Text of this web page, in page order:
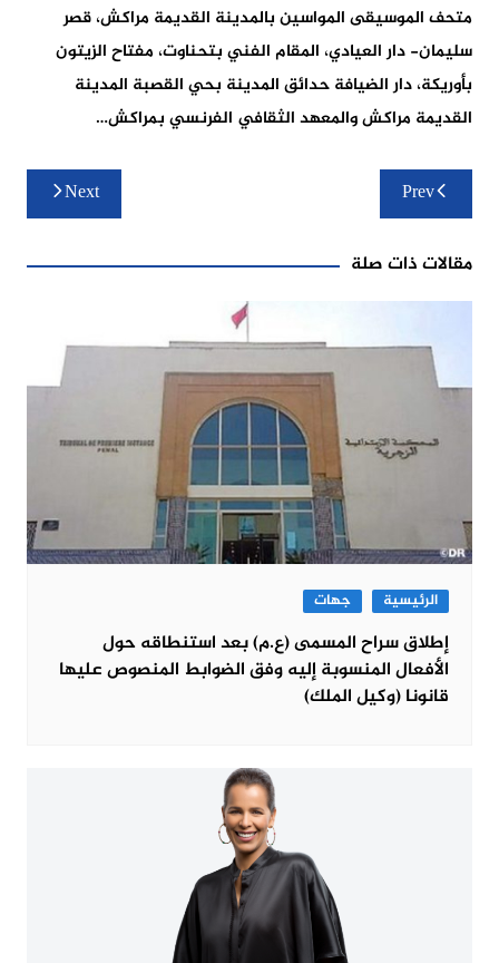
متحف الموسيقى المواسين بالمدينة القديمة مراكش، قصر
سليمان- دار العيادي، المقام الفني بتحناوت، مفتاح الزيتون
بأوريكة، دار الضيافة حدائق المدينة بحي القصبة المدينة
القديمة مراكش والمعهد الثقافي الفرنسي بمراكش…
تصفّح
المقالات
Prev
Next
مقالات ذات صلة
الرئيسية جهات
إطلاق سراح المسمى (ع.م) بعد استنطاقه حول
الأفعال المنسوبة إليه وفق الضوابط المنصوص عليها
قانونا (وكيل الملك)